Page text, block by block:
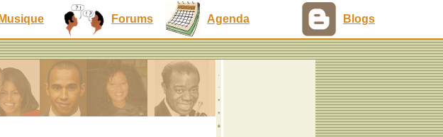
Musique Forums Agenda Blogs